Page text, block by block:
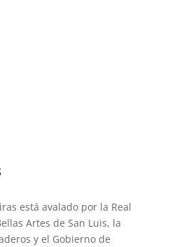
está avalado por la Real
Artes de San Luis, la
y el Gobierno de